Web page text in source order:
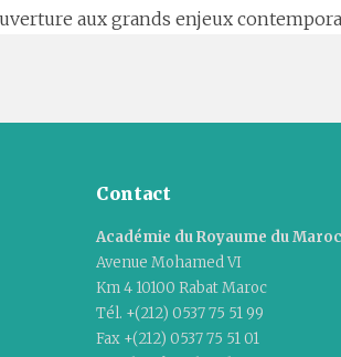
aux grands enjeux
Contact
Académie du Royaume du Maroc
Avenue Mohamed VI
Km 4 10100 Rabat Maroc
Tél. +(212) 0537 75 51 99
Fax +(212) 0537 75 51 01